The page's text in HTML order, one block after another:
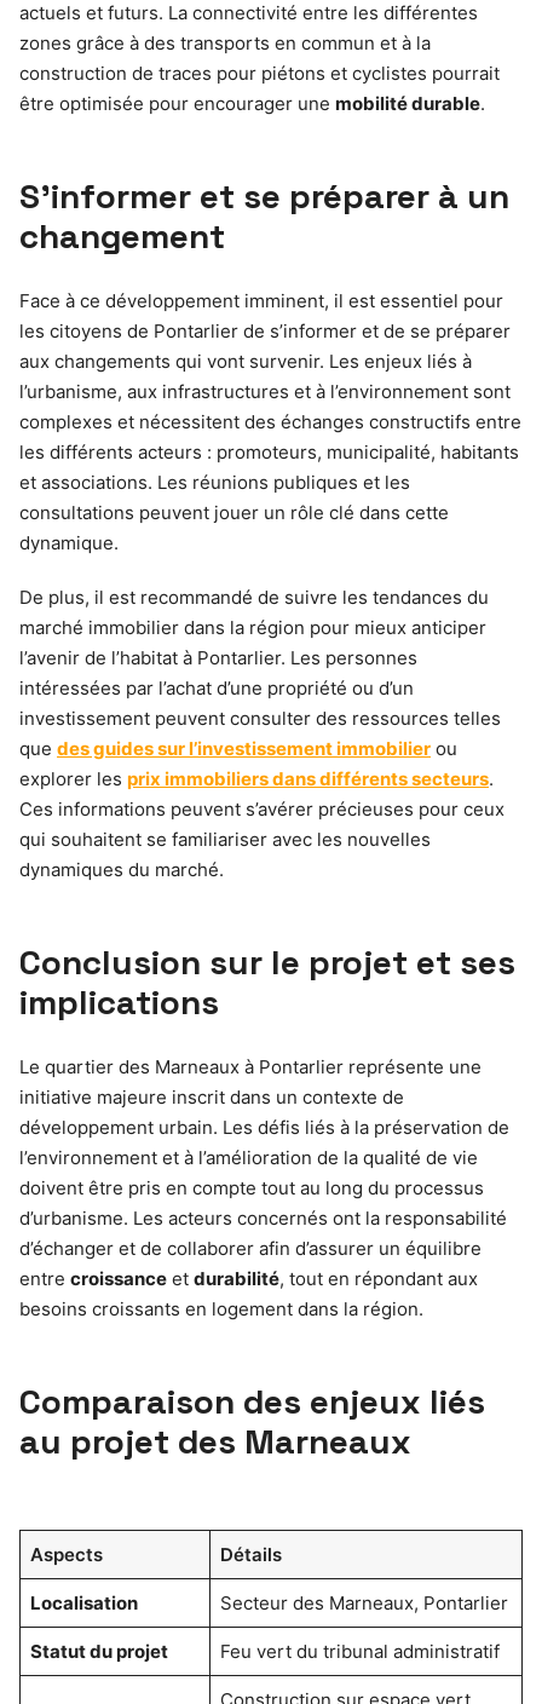
actuels et futurs. La connectivité entre les différentes
zones grâce à des transports en commun et à la
construction de traces pour piétons et cyclistes pourrait
être optimisée pour encourager une mobilité durable.
S’informer et se préparer à un
changement
Face à ce développement imminent, il est essentiel pour
les citoyens de Pontarlier de s’informer et de se préparer
aux changements qui vont survenir. Les enjeux liés à
l’urbanisme, aux infrastructures et à l’environnement sont
complexes et nécessitent des échanges constructifs entre
les différents acteurs : promoteurs, municipalité, habitants
et associations. Les réunions publiques et les
consultations peuvent jouer un rôle clé dans cette
dynamique.
De plus, il est recommandé de suivre les tendances du
marché immobilier dans la région pour mieux anticiper
l’avenir de l’habitat à Pontarlier. Les personnes
intéressées par l’achat d’une propriété ou d’un
investissement peuvent consulter des ressources telles
que des guides sur l’investissement immobilier ou
explorer les prix immobiliers dans différents secteurs.
Ces informations peuvent s’avérer précieuses pour ceux
qui souhaitent se familiariser avec les nouvelles
dynamiques du marché.
Conclusion sur le projet et ses
implications
Le quartier des Marneaux à Pontarlier représente une
initiative majeure inscrit dans un contexte de
développement urbain. Les défis liés à la préservation de
l’environnement et à l’amélioration de la qualité de vie
doivent être pris en compte tout au long du processus
d’urbanisme. Les acteurs concernés ont la responsabilité
d’échanger et de collaborer afin d’assurer un équilibre
entre croissance et durabilité, tout en répondant aux
besoins croissants en logement dans la région.
Comparaison des enjeux liés
au projet des Marneaux
Aspects Détails
Localisation Secteur des Marneaux, Pontarlier
Statut du projet Feu vert du tribunal administratif